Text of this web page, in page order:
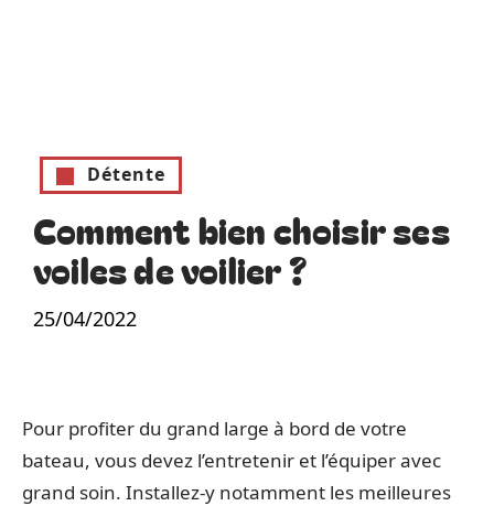
Détente
Comment bien choisir ses
voiles de voilier ?
25/04/2022
Pour profiter du grand large à bord de votre
bateau, vous devez l’entretenir et l’équiper avec
grand soin. Installez-y notamment les meilleures